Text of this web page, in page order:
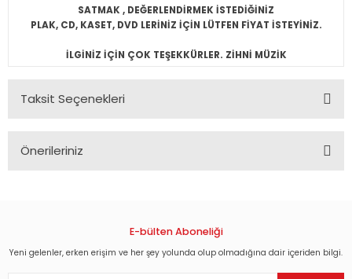
SATMAK , DEĞERLENDİRMEK İSTEDİĞİNİZ
PLAK, CD, KASET, DVD LERİNİZ İÇİN LÜTFEN FİYAT İSTEYİNİZ.
İLGİNİZ İÇİN ÇOK TEŞEKKÜRLER. ZİHNİ MÜZİK
Taksit Seçenekleri
Önerileriniz
Görüş ve önerileriniz için teşekkür ederiz.
E-bülten Aboneliği
Yeni gelenler, erken erişim ve her şey yolunda olup olmadığına dair içeriden bilgi.